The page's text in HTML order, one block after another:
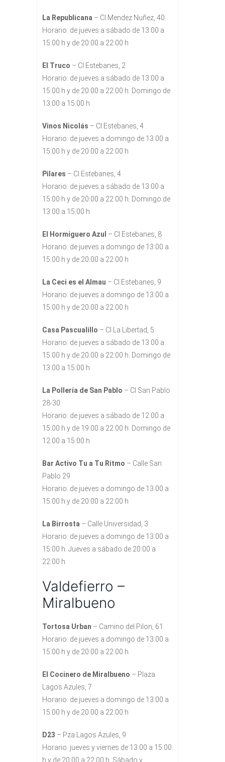
La Republicana – Cl Mendez Nuñez, 40
Horario: de jueves a sábado de 13:00 a
15:00 h y de 20:00 a 22:00 h
El Truco – Cl Estebanes, 2
Horario: de jueves a sábado de 13:00 a
15:00 h y de 20:00 a 22:00 h. Domingo de
13:00 a 15:00 h
Vinos Nicolás – Cl Estebanes, 4
Horario: de jueves a domingo de 13:00 a
15:00 h y de 20:00 a 22:00 h
Pilares – Cl Estebanes, 4
Horario: de jueves a sábado de 13:00 a
15:00 h y de 20:00 a 22:00 h. Domingo de
13:00 a 15:00 h
El Hormiguero Azul – Cl Estebanes, 8
Horario: de jueves a domingo de 13:00 a
15:00 h y de 20:00 a 22:00 h
La Ceci es el Almau – Cl Estebanes, 9
Horario: de jueves a domingo de 13:00 a
15:00 h y de 20:00 a 22:00 h
Casa Pascualillo – Cl La Libertad, 5
Horario: de jueves a sábado de 13:00 a
15:00 h y de 20:00 a 22:00 h. Domingo de
13:00 a 15:00 h
La Pollería de San Pablo – Cl San Pablo
28-30
Horario: de jueves a sábado de 12:00 a
15:00 h y de 19:00 a 22:00 h. Domingo de
12:00 a 15:00 h
Bar Activo Tu a Tu Ritmo – Calle San
Pablo 29
Horario: de jueves a domingo de 13:00 a
15:00 h y de 20:00 a 22:00 h
La Birrosta – Calle Universidad, 3
Horario: de jueves a domingo de 13:00 a
15:00 h. Jueves a sábado de 20:00 a
22:00 h
Valdefierro –
Miralbueno
Tortosa Urban – Camino del Pilon, 61
Horario: de jueves a domingo de 13:00 a
15:00 h y de 20:00 a 22:00 h
El Cocinero de Miralbueno – Plaza
Lagos Azules, 7
Horario: de jueves a domingo de 13:00 a
15:00 h y de 20:00 a 22:00 h
D23 – Pza Lagos Azules, 9
Horario: jueves y viernes de 13:00 a 15:00
h y de 20:00 a 22:00 h. Sábado y